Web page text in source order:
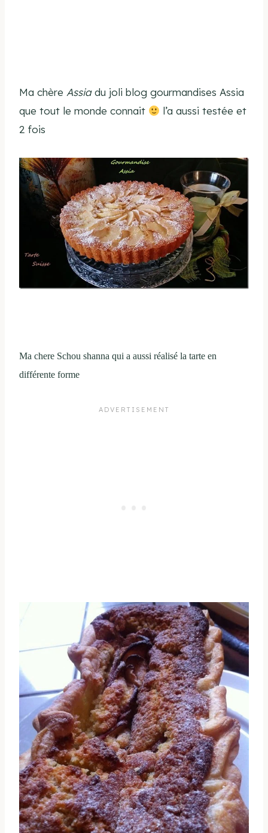
Ma chère Assiadu joli blog gourmandises Assia
que tout le monde connait
l’a aussi testée et
2 fois
Ma chere Schou shanna qui a aussi réalisé la tarte en
différente forme